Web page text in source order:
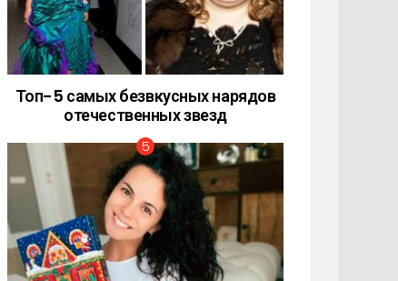
Топ-5 самых безвкусных нарядов
отечественных звезд